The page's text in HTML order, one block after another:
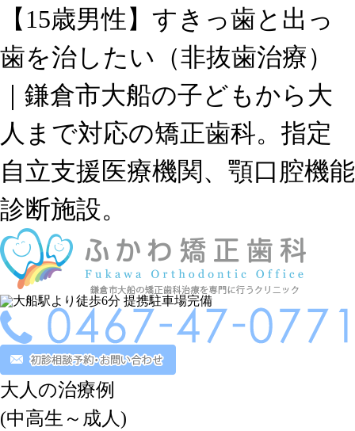
【15歳男性】すきっ歯と出っ
歯を治したい（非抜歯治療）
｜鎌倉市大船の子どもから大
人まで対応の矯正歯科。指定
自立支援医療機関、顎口腔機能
診断施設。
大人の治療例
(中高生～成人)